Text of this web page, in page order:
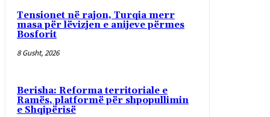
Tensionet në rajon, Turqia merr
masa për lëvizjen e anijeve përmes
Bosforit
8 Gusht, 2026
Berisha: Reforma territoriale e
Ramës, platformë për shpopullimin
e Shqipërisë